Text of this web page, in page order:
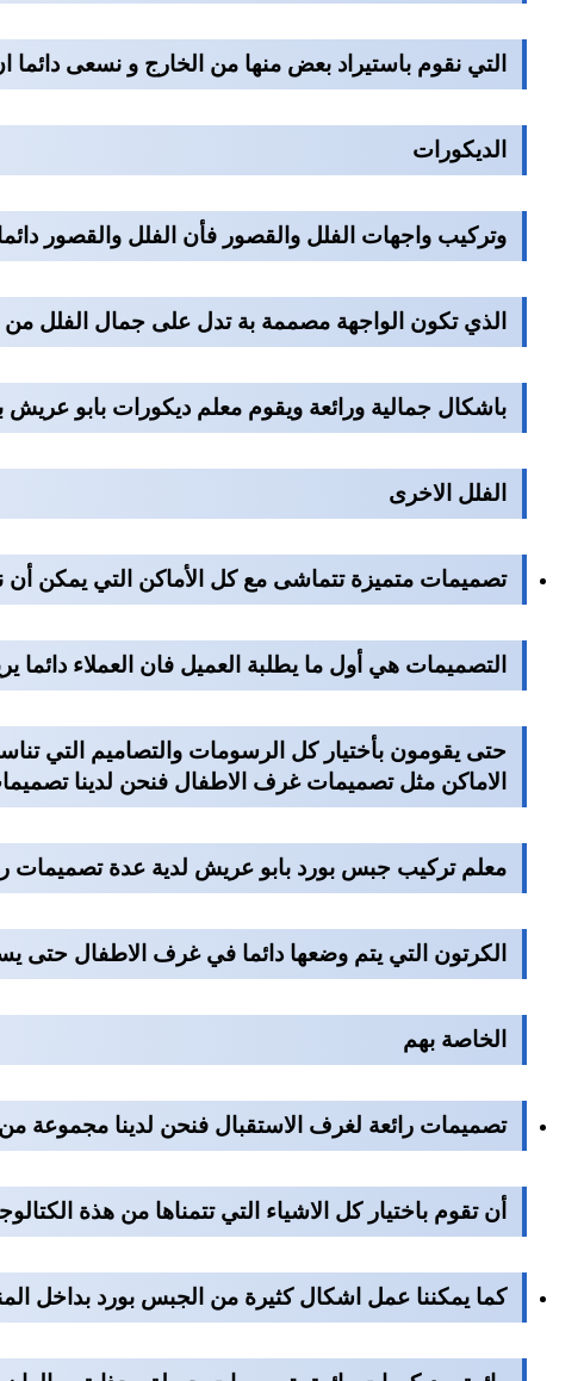
التي نقوم باستيراد بعض منها من الخارج و نسعى
الديكورات
وتركيب واجهات الفلل والقصور فأن الفلل والقصور
الذي تكون الواجهة مصممة بة تدل على جمال الفلل من
باشكال جمالية ورائعة ويقوم معلم ديكورات بابو عريش
الفلل الاخرى
تصميمات متميزة تتماشى مع كل الأماكن التي يمكن أن
التصميمات هي أول ما يطلبة العميل فان العملاء
حتى يقومون بأختيار كل الرسومات والتصاميم التي
الاماكن مثل تصميمات غرف الاطفال فنحن لدينا
معلم تركيب جبس بورد بابو عريش لدية عدة تصميمات
الكرتون التي يتم وضعها دائما في غرف الاطفال حتى
الخاصة بهم
تصميمات رائعة لغرف الاستقبال فنحن لدينا مجموعة
أن تقوم باختيار كل الاشياء التي تتمناها من هذة
كما يمكننا عمل اشكال كثيرة من الجبس بورد بداخل